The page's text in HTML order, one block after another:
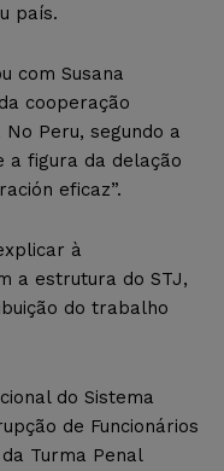
país.
com Susana
cooperação
Peru, segundo a
a figura da delação
eficaz”.
à
a estrutura do STJ,
do trabalho
do Sistema
de Funcionários
Turma Penal